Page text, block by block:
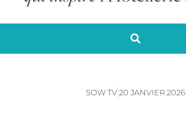
SOW TV 20 JANVIER 2026